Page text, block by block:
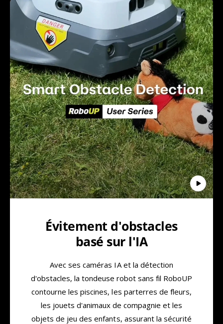
Évitement d'obstacles
basé sur l'IA
Avec ses caméras IA et la détection
d'obstacles, la tondeuse robot sans fil RoboUP
contourne les piscines, les parterres de fleurs,
les jouets d'animaux de compagnie et les
objets de jeu des enfants, assurant la sécurité